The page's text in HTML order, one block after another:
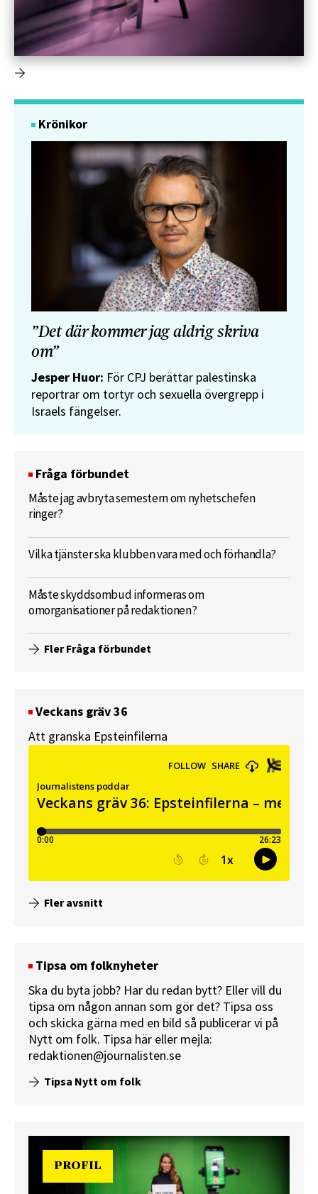
Krönikor
”Det där kommer jag aldrig skriva
om”
Jesper Huor: För CPJ berättar palestinska
reportrar om tortyr och sexuella övergrepp i
Israels fängelser.
Fråga förbundet
Måste jag avbryta semestern om nyhetschefen
ringer?
Vilka tjänster ska klubben vara med och förhandla?
Måste skyddsombud informeras om
omorganisationer på redaktionen?
Fler Fråga förbundet
Veckans gräv 36
Att granska Epsteinfilerna
Fler avsnitt
Tipsa om folknyheter
Ska du byta jobb? Har du redan bytt? Eller vill du
tipsa om någon annan som gör det? Tipsa oss
och skicka gärna med en bild så publicerar vi på
Nytt om folk. Tipsa här eller mejla:
redaktionen@journalisten.se
Tipsa Nytt om folk
PROFIL